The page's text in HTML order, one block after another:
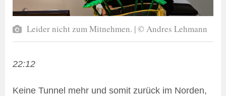
Leider nicht zum Mitnehmen. | © Andres Lehmann
22:12
Keine Tunnel mehr und somit zurück im Norden,